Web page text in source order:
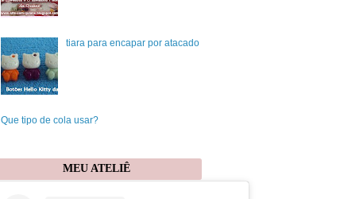
tiara para encapar por atacado
Que tipo de cola usar?
MEU ATELIÊ